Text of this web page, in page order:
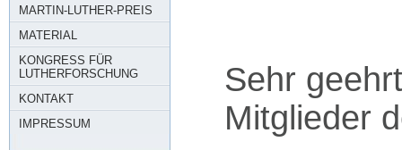
MARTIN-LUTHER-PREIS
MATERIAL
KONGRESS FÜR
LUTHERFORSCHUNG
KONTAKT
IMPRESSUM
Sehr
Mitglieder